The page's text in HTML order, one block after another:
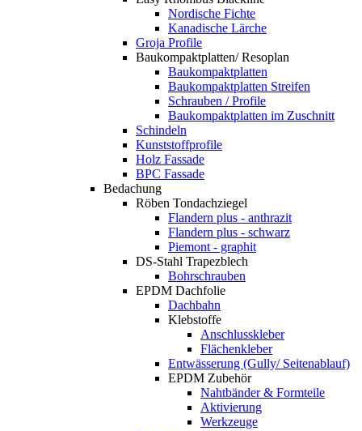
Nordische Fichte
Kanadische Lärche
Groja Profile
Baukompaktplatten/ Resoplan
Baukompaktplatten
Baukompaktplatten Streifen
Schrauben / Profile
Baukompaktplatten im Zuschnitt
Schindeln
Kunststoffprofile
Holz Fassade
BPC Fassade
Bedachung
Röben Tondachziegel
Flandern plus - anthrazit
Flandern plus - schwarz
Piemont - graphit
DS-Stahl Trapezblech
Bohrschrauben
EPDM Dachfolie
Dachbahn
Klebstoffe
Anschlusskleber
Flächenkleber
Entwässerung (Gully/ Seitenablauf)
EPDM Zubehör
Nahtbänder & Formteile
Aktivierung
Werkzeuge